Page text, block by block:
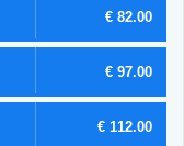
€ 82.00
€ 97.00
€ 112.00